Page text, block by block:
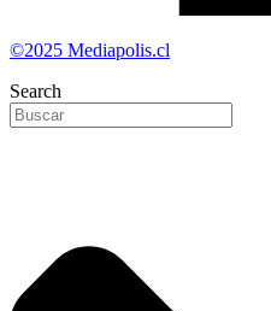
©2025 Mediapolis.cl
Search